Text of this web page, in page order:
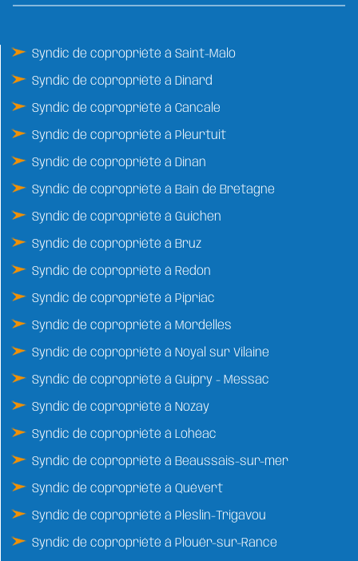
Syndic de copropriété à Saint-Malo
Syndic de copropriété à Dinard
Syndic de copropriété à Cancale
Syndic de copropriété à Pleurtuit
Syndic de copropriété à Dinan
Syndic de copropriété à Bain de Bretagne
Syndic de copropriété à Guichen
Syndic de copropriété à Bruz
Syndic de copropriété à Redon
Syndic de copropriété à Pipriac
Syndic de copropriété à Mordelles
Syndic de copropriété à Noyal sur Vilaine
Syndic de copropriété à Guipry - Messac
Syndic de copropriété à Nozay
Syndic de copropriété à Lohéac
Syndic de copropriété à Beaussais-sur-mer
Syndic de copropriété à Quévert
Syndic de copropriété à Pleslin-Trigavou
Syndic de copropriété à Plouër-sur-Rance